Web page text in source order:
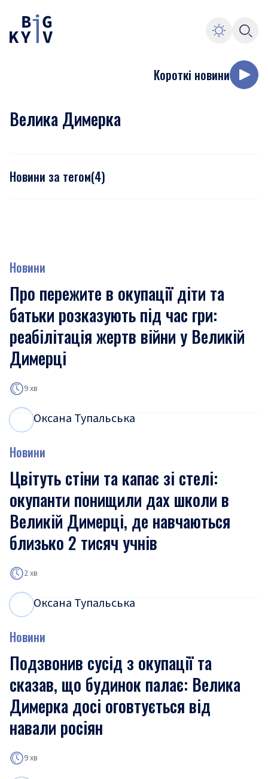
Короткі новини
Велика Димерка
Новини за тегом(4)
Новини
Про пережите в окупації діти та
батьки розказують під час гри:
реабілітація жертв війни у Великій
Димерці
9 хв
Оксана Тупальська
Новини
Цвітуть стіни та капає зі стелі:
окупанти понищили дах школи в
Великій Димерці, де навчаються
близько 2 тисяч учнів
2 хв
Оксана Тупальська
Новини
Подзвонив сусід з окупації та
сказав, що будинок палає: Велика
Димерка досі оговтується від
навали росіян
9 хв